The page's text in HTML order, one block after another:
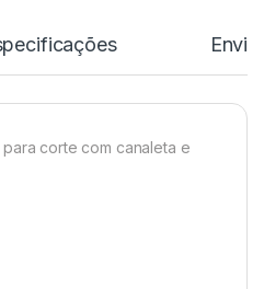
corte com canaleta e